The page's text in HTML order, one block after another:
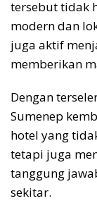
tersebut tidak
modern dan
juga aktif
memberikan
Dengan
Sumenep
hotel yang
tetapi juga
tanggung
sekitar.